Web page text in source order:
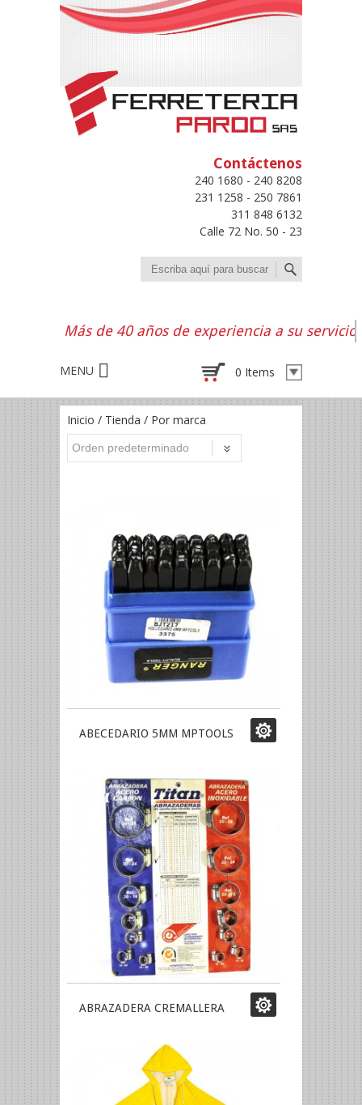
Contáctenos
240 1680 - 240 8208
231 1258 - 250 7861
311 848 6132
Calle 72 No. 50 - 23
Buscar
Más de 40 años de experiencia a su servicio
0 Items
Inicio / Tienda / Por marca
ABECEDARIO 5MM MPTOOLS
ABRAZADERA CREMALLERA